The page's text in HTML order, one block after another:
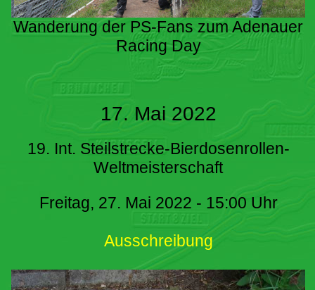
Wanderung der PS-Fans zum Adenauer
Racing Day
17. Mai 2022
19. Int. Steilstrecke-Bierdosenrollen-
Weltmeisterschaft
Freitag, 27. Mai 2022 - 15:00 Uhr
Ausschreibung